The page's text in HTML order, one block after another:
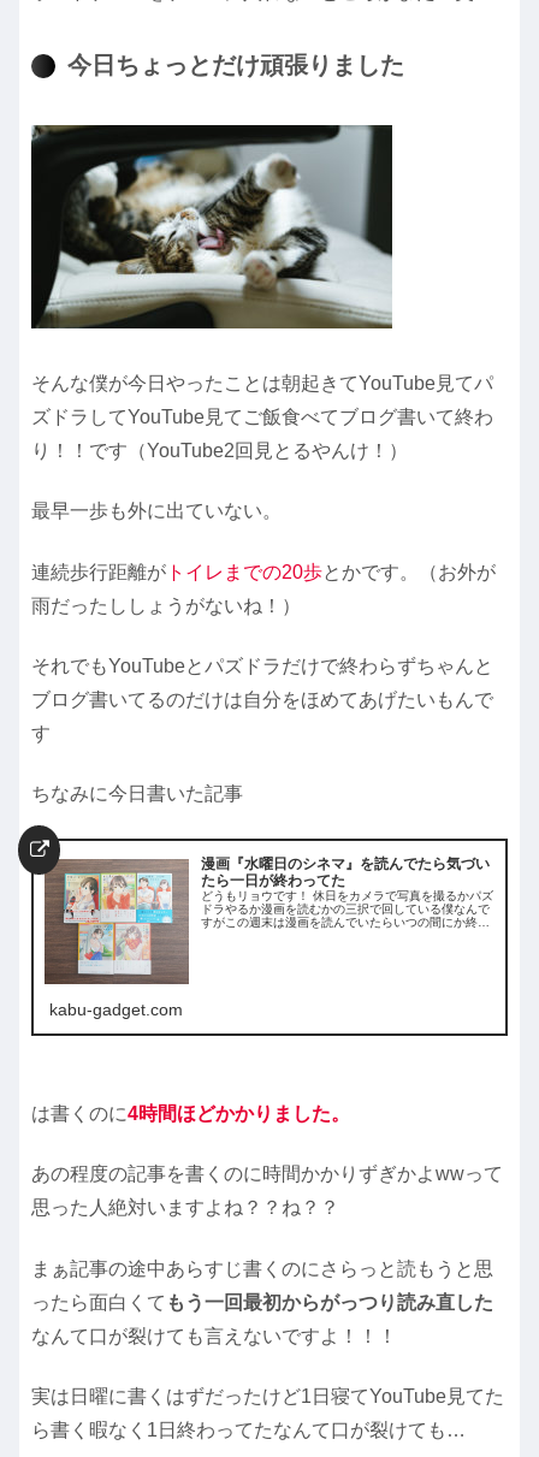
今日ちょっとだけ頑張りました
そんな僕が今日やったことは朝起きてYouTube見てパ
ズドラしてYouTube見てご飯食べてブログ書いて終わ
り！！です（YouTube2回見とるやんけ！）
最早一歩も外に出ていない。
連続歩行距離が トイレまでの20歩とかです。（お外が
雨だったししょうがないね！）
それでもYouTubeとパズドラだけで終わらずちゃんと
ブログ書いてるのだけは自分をほめてあげたいもんで
す
ちなみに今日書いた記事
漫画『水曜日のシネマ』を読んでたら気づい
たら一日が終わってた
どうもリョウです！ 休日をカメラで写真を撮るかパズ
ドラやるか漫画を読むかの三択で回している僕なんで
すがこの週末は漫画を読んでいたらいつの間にか終わ
kabu-gadget.com
は書くのに4時間ほどかかりました。
あの程度の記事を書くのに時間かかりずぎかよwwって
思った人絶対いますよね？？ね？？
まぁ記事の途中あらすじ書くのにさらっと読もうと思
ったら面白くて もう一回最初からがっつり読み直した
なんて口が裂けても言えないですよ！！！
実は日曜に書くはずだったけど1日寝てYouTube見てた
ら書く暇なく1日終わってたなんて口が裂けても…